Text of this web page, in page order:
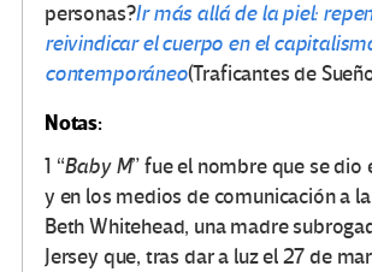
personas?Ir más allá de la piel:
reivindicar el cuerpo en el
contemporáneo(Traficantes de
Notas:
1 “Baby M” fue el nombre que se dio
y en los medios de comunicación a
Beth Whitehead, una madre
Jersey que, tras dar a luz el 27 de